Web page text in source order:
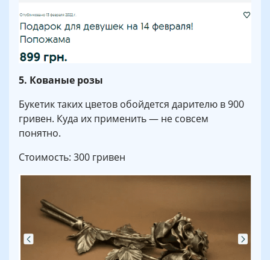
5. Кованые розы
Букетик таких цветов обойдется дарителю в 900
гривен. Куда их применить — не совсем
понятно.
Стоимость: 300 гривен